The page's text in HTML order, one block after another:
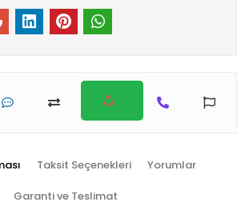
Taksit Seçenekleri Yorumlar
Garanti ve Teslimat